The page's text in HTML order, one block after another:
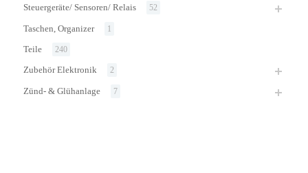
Steuergeräte/ Sensoren/ Relais 52
Taschen, Organizer 1
Teile 240
Zubehör Elektronik 2
Zünd- & Glühanlage 7